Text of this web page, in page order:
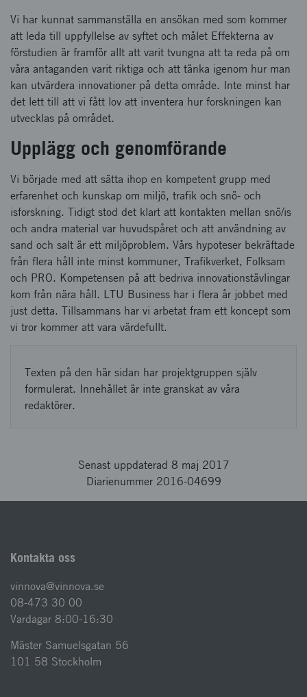
Vi har kunnat sammanställa en ansökan med som kommer
att leda till uppfyllelse av syftet och målet Effekterna av
förstudien är framför allt att varit tvungna att ta reda på om
våra antaganden varit riktiga och att tänka igenom hur man
kan utvärdera innovationer på detta område. Inte minst har
det lett till att vi fått lov att inventera hur forskningen kan
utvecklas på området.
Upplägg och genomförande
Vi började med att sätta ihop en kompetent grupp med
erfarenhet och kunskap om miljö, trafik och snö- och
isforskning. Tidigt stod det klart att kontakten mellan snö/is
och andra material var huvudspåret och att användning av
sand och salt är ett miljöproblem. Vårs hypoteser bekräftade
från flera håll inte minst kommuner, Trafikverket, Folksam
och PRO. Kompetensen på att bedriva innovationstävlingar
kom från nära håll. LTU Business har i flera år jobbet med
just detta. Tillsammans har vi arbetat fram ett koncept som
vi tror kommer att vara värdefullt.
Texten på den här sidan har projektgruppen själv
formulerat. Innehållet är inte granskat av våra
redaktörer.
Senast uppdaterad 8 maj 2017
Diarienummer 2016-04699
Kontakta oss
vinnova@vinnova.se
08-473 30 00
Vardagar 8:00-16:30
Mäster Samuelsgatan 56
101 58 Stockholm